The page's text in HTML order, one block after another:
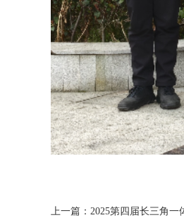
上一篇： 2025第四届长三角